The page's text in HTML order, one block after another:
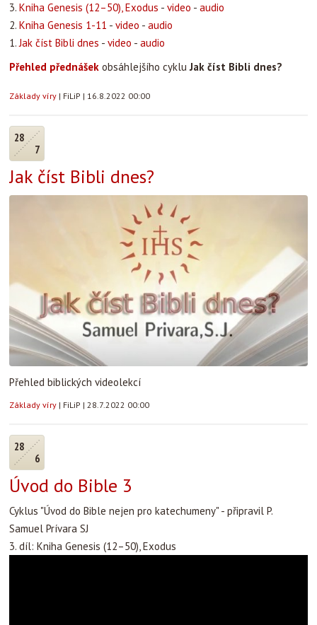
3. Kniha Genesis (12–50), Exodus - video - audio
2. Kniha Genesis 1-11 - video - audio
1.Jak číst Bibli dnes - video - audio
Přehled přednášek obsáhlejšího cykluJak číst Bibli dnes?
Základy víry | FiLiP | 16.8.2022 00:00
28
7
Jak číst Bibli dnes?
Přehled biblických videolekcí
Základy víry | FiLiP | 28.7.2022 00:00
28
6
Úvod do Bible 3
Cyklus "Úvod do Bible nejen pro katechumeny" - připravil P.
Samuel Prívara SJ
3. díl: Kniha Genesis (12–50), Exodus